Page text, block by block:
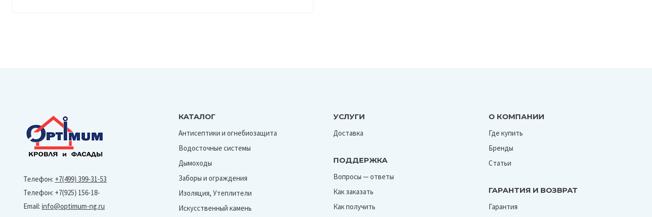
Телефон: +7(499) 399-31-53
Телефон: +7(925) 156-18-
Email: info@optimum-ng.ru
КАТАЛОГ
Антисептики и огнебиозащита
Водосточные системы
Дымоходы
Заборы и ограждения
Изоляция, Утеплители
Искусственный камень
УСЛУГИ
Доставка
ПОДДЕРЖКА
Вопросы — ответы
Как заказать
Как получить
О КОМПАНИИ
Где купить
Бренды
Статьи
ГАРАНТИЯ И ВОЗВРАТ
Гарантия